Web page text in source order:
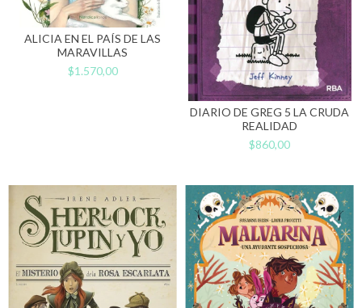
ALICIA EN EL PAÍS DE LAS
MARAVILLAS
$1.570,00
DIARIO DE GREG 5 LA CRUDA
REALIDAD
$860,00